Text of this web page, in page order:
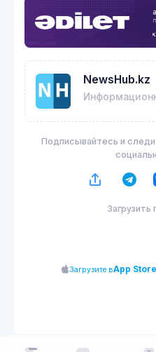
NewsHub.kz
Подписывайтесь и
Загрузить
Загрузите вApp Store